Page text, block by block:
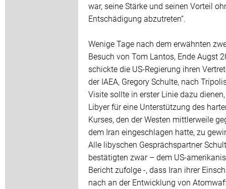
war, seine Stärke und seinen Vorteil
Entschädigung abzutreten“.
Wenige Tage nach dem erwähnten
Besuch von Tom Lantos, Ende Augst
schickte die US-Regierung ihren
der IAEA, Gregory Schulte, nach
Visite sollte in erster Linie dazu
Libyer für eine Unterstützung des
Kurses, den der Westen mittlerweile
dem Iran eingeschlagen hatte, zu
Alle libyschen Gesprächspartner
bestätigten zwar – dem US-
Bericht zufolge -, dass Iran ihrer
nach an der Entwicklung von